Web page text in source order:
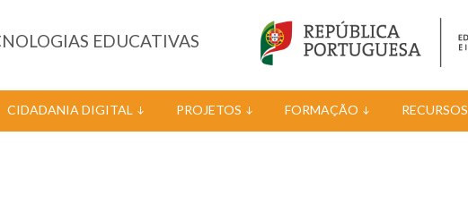
EDUCATIVAS
CIDADANIA DIGITAL PROJETOS FORMAÇÃO RECURSOS